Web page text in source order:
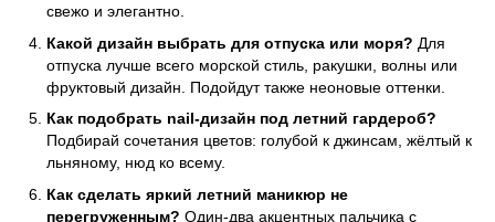
свежо и элегантно.
Какой дизайн выбрать для отпуска или моря? Для
отпуска лучше всего морской стиль, ракушки, волны или
фруктовый дизайн. Подойдут также неоновые оттенки.
Как подобрать nail-дизайн под летний гардероб?
Подбирай сочетания цветов: голубой к джинсам, жёлтый к
льняному, нюд ко всему.
Как сделать яркий летний маникюр не
перегруженным? Один-два акцентных пальчика с